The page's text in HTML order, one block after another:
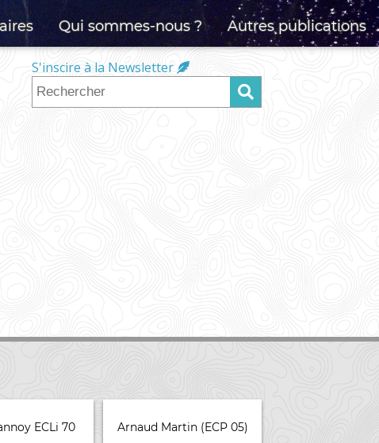
Qui sommes-nous ? Autres publications
S'inscire à la Newsletter
ECLi 70 Arnaud Martin (ECP 05)